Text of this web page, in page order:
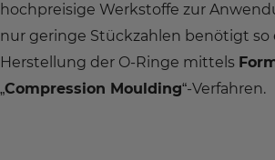
hochpreisige Werkstoffe zur
nur geringe Stückzahlen benötigt so
Herstellung der O-Ringe mittels
„Compression Moulding“-Verfahren.